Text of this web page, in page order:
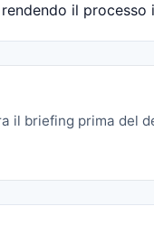
il processo
il briefing prima del